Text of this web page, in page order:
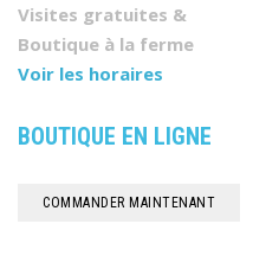
Visites gratuites &
Boutique à la ferme
Voir les horaires
BOUTIQUE EN LIGNE
COMMANDER MAINTENANT